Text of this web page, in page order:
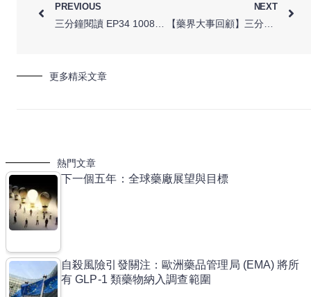
PREVIOUS NEXT
【藥界大事回顧】三分鐘閱讀 EP36 1022-1028｜百健 (Biogen) 與衛采 (Eisai) 發表阿茲海默新藥皮下注射劑型研究结果 / 歐盟設立新機制解決藥物短缺問題 / 必治妥施貴寶支付 3.5 億美元買斷肥厚心肌症新藥在亞洲銷售權
更多精采文章
熱門文章
下一個五年：全球藥廠展望與目標
自殺風險引發關注：歐洲藥品管理局 (EMA) 將所
有 GLP-1 類藥物納入調查範圍